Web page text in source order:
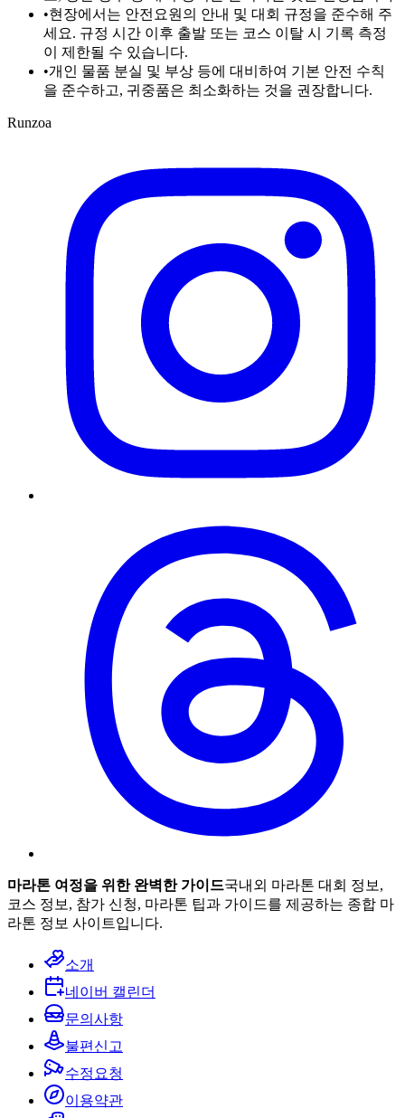
•현장에서는 안전요원의 안내 및 대회 규정을 준수해 주
세요. 규정 시간 이후 출발 또는 코스 이탈 시 기록 측정
이 제한될 수 있습니다.
•개인 물품 분실 및 부상 등에 대비하여 기본 안전 수칙
을 준수하고, 귀중품은 최소화하는 것을 권장합니다.
Runzoa
마라톤 여정을 위한 완벽한 가이드국내외 마라톤 대회 정보,
코스 정보, 참가 신청, 마라톤 팁과 가이드를 제공하는 종합 마
라톤 정보 사이트입니다.
소개
네이버 캘린더
문의사항
불편신고
수정요청
이용약관